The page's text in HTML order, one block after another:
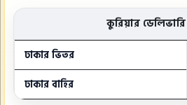
কুরিয়ার
ঢাকার ভিতর
ঢাকার বাহির